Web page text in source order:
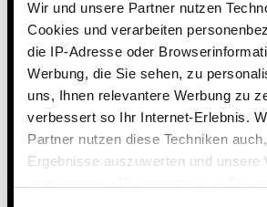
Wir und unsere Partner nutzen
Cookies und verarbeiten
die IP-Adresse oder
Werbung, die Sie sehen, zu
uns, Ihnen relevantere Werbung zu
verbessert so Ihr Internet-Erlebnis.
Partner nutzen diese Techniken
Ergebnisse auszuwerten und unsere